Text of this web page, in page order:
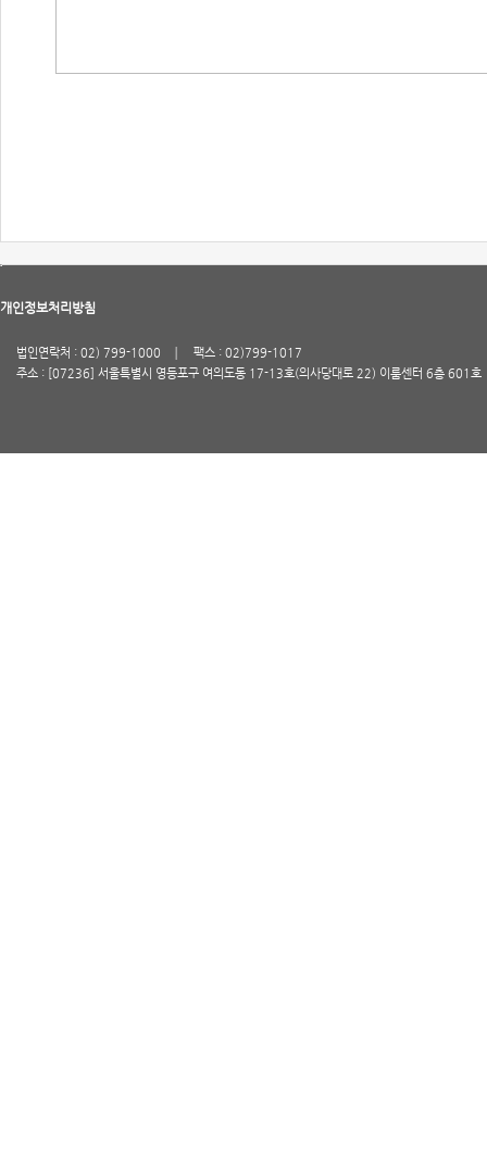
개인정보처리방침
법인연락처 : 02) 799-1000
팩스 : 02)799-1017
주소 : [07236] 서울특별시 영등포구 여의도동 17-13호(의사당대로 22) 이룸센터 6층 601호